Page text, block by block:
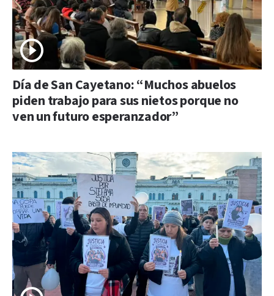
Día de San Cayetano: “Muchos abuelos
piden trabajo para sus nietos porque no
ven un futuro esperanzador”